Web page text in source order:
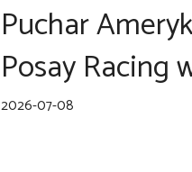
Puchar
Posay Racing
2026-07-08